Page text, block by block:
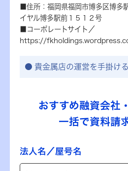
■住所：福岡県福岡市博多区博多
イヤル博多駅前１５１２号
■コーポレートサイト／
https://
貴金属店の運営を手掛け
おすすめ融資会社
一括で資料請
法人名／屋号名